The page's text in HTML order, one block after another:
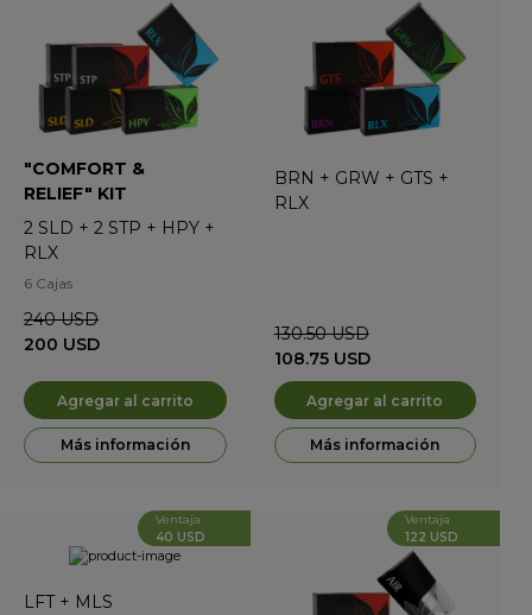
"COMFORT &
RELIEF" KIT
2 SLD + 2 STP + HPY +
RLX
6 Cajas
240 USD
200 USD
Agregar al carrito
Más información
BRN + GRW + GTS +
RLX
130.50 USD
108.75 USD
Agregar al carrito
Más información
Ventaja
40 USD
LFT + MLS
Ventaja
122 USD